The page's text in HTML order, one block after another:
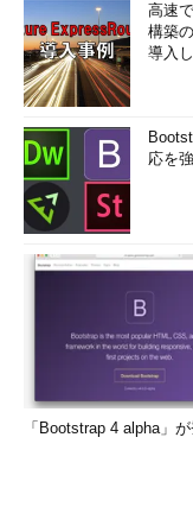
高速
構築
導入
応を
「Bootstrap 4 alpha」